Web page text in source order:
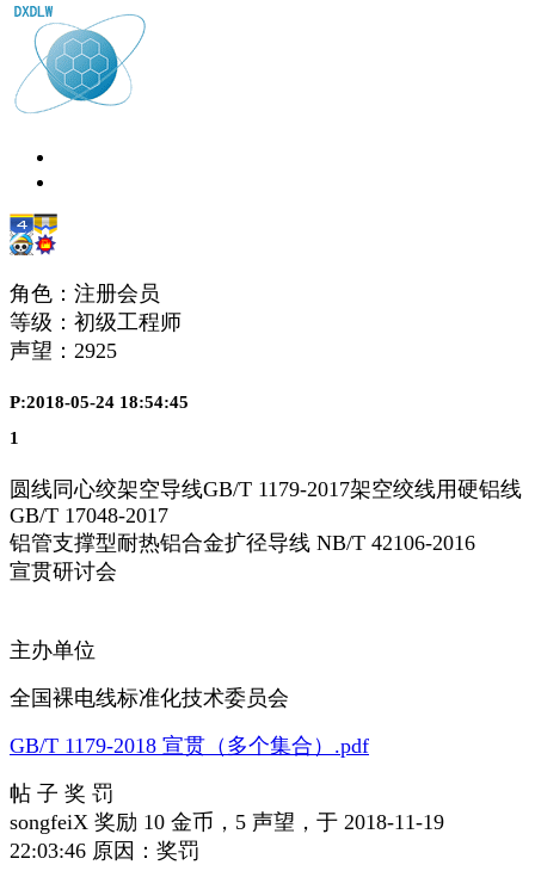
角色：注册会员
等级：初级工程师
声望： 2925
P:2018-05-24 18:54:45
1
圆线同心绞架空导线GB/T 1179-2017架空绞线用硬铝线
GB/T 17048-2017
铝管支撑型耐热铝合金扩径导线 NB/T 42106-2016
宣贯研讨会
主办单位
全国裸电线标准化技术委员会
GB/T 1179-2018 宣贯（多个集合）.pdf
帖 子 奖 罚
songfeiX 奖励 10 金币，5 声望，于 2018-11-19
22:03:46 原因：奖罚